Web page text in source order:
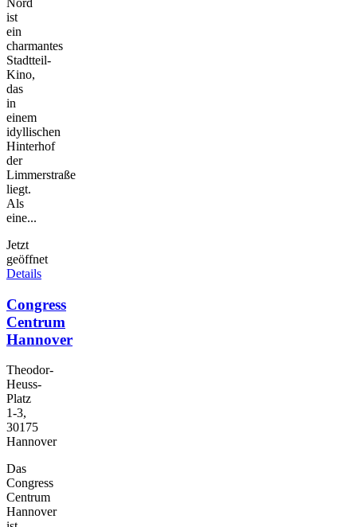
ist
ein
charmantes
Stadtteil-
Kino,
das
in
einem
idyllischen
Hinterhof
der
Limmerstraße
liegt.
Als
eine...
Jetzt
geöffnet
Details
Congress
Centrum
Hannover
Theodor-
Heuss-
Platz
1-3,
30175
Hannover
Das
Congress
Centrum
Hannover